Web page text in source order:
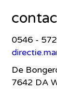
0546 -
De
7642 DA